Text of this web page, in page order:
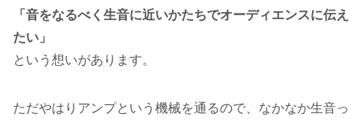
「音をなるべく生音に近いかたちでオーディエンスに伝え
たい」
という想いがあります。
ただやはりアンプという機械を通るので、なかなか生音っ